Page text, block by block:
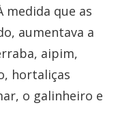
medida que as
aumentava a
aipim,
hortaliças
o galinheiro e